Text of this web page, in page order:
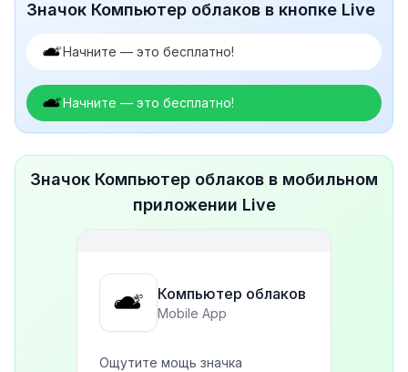
Значок Компьютер облаков в кнопке Live
Начните — это бесплатно!
Начните — это бесплатно!
Значок Компьютер облаков в мобильном
приложении Live
Компьютер облаков
Mobile App
Ощутите мощь значка